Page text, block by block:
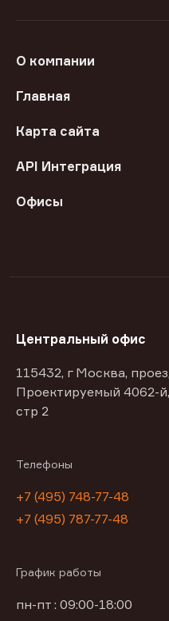
О компании
Главная
Карта сайта
API Интеграция
Офисы
Центральный офис
115432, г Москва,
Проектируемый 4062-
стр 2
Телефоны
+7 (495) 748-77-48
+7 (495) 787-77-48
График работы
пн-пт : 09:00-18:00